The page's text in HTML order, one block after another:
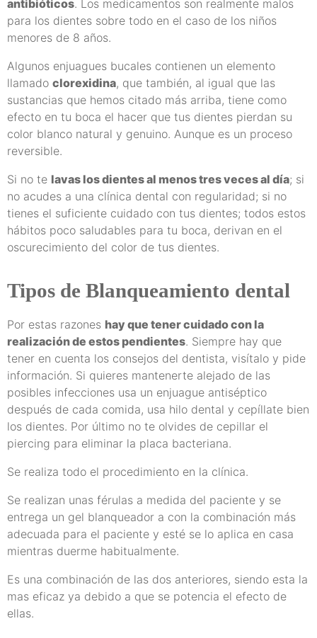
antibióticos. Los medicamentos son realmente malos
para los dientes sobre todo en el caso de los niños
menores de 8 años.
Algunos enjuagues bucales contienen un elemento
llamado clorexidina, que también, al igual que las
sustancias que hemos citado más arriba, tiene como
efecto en tu boca el hacer que tus dientes pierdan su
color blanco natural y genuino. Aunque es un proceso
reversible.
Si no te lavas los dientes al menos tres veces al día; si
no acudes a una clínica dental con regularidad; si no
tienes el suficiente cuidado con tus dientes; todos estos
hábitos poco saludables para tu boca, derivan en el
oscurecimiento del color de tus dientes.
Tipos de Blanqueamiento dental
Por estas razones hay que tener cuidado con la
realización de estos pendientes. Siempre hay que
tener en cuenta los consejos del dentista, visítalo y pide
información. Si quieres mantenerte alejado de las
posibles infecciones usa un enjuague antiséptico
después de cada comida, usa hilo dental y cepíllate bien
los dientes. Por último no te olvides de cepillar el
piercing para eliminar la placa bacteriana.
Se realiza todo el procedimiento en la clínica.
Se realizan unas férulas a medida del paciente y se
entrega un gel blanqueador a con la combinación más
adecuada para el paciente y esté se lo aplica en casa
mientras duerme habitualmente.
Es una combinación de las dos anteriores, siendo esta la
mas eficaz ya debido a que se potencia el efecto de
ellas.